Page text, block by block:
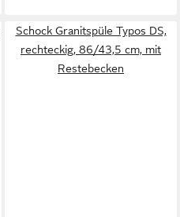
Schock Granitspüle Typos DS,
rechteckig, 86/43,5 cm, mit
Restebecken